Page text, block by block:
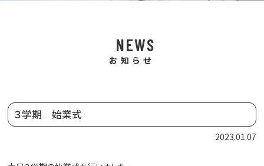
NEWS
お知らせ
３学期 始業式
2023.01.07